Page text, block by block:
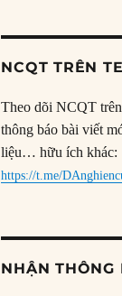
NCQT TRÊN
Theo dõi NCQT
thông báo bài viết
liệu… hữu ích khác:
https://t.me/
NHẬN THÔNG